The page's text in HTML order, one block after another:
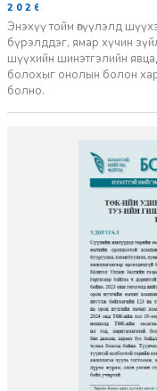
2026-06-11
Энэхүү тойм өгүүлэлд
бүрэлддэг, ямар хүчин
шүүхийн шинэтгэлийн
болохыг онолын болон
болно.